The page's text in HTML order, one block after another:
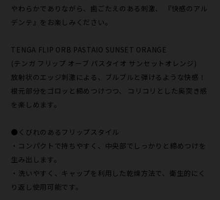
やわらかでありながら、歯ごたえのある刺激、 『快感のアル
デンテ』をお楽しみください。
TENGA FLIP ORB PASTAIO SUNSET ORANGE
(テンガ フリップ オーブ パスタイオ サンセットオレンジ)
放射状のエッジ刺激による、ブルブルと弾けるような快感！
根元部分をゴロッと締めつけつつ、 コリコリとした奥突き感
を楽しめます。
●くびれのあるフリップスタイル
・コンパクトで持ちやすく、中央部でしっかりと締めつけを
生み出します。
・洗いやすく、キャップを利用した乾燥方法で、衛生的にく
り返し使用可能です。